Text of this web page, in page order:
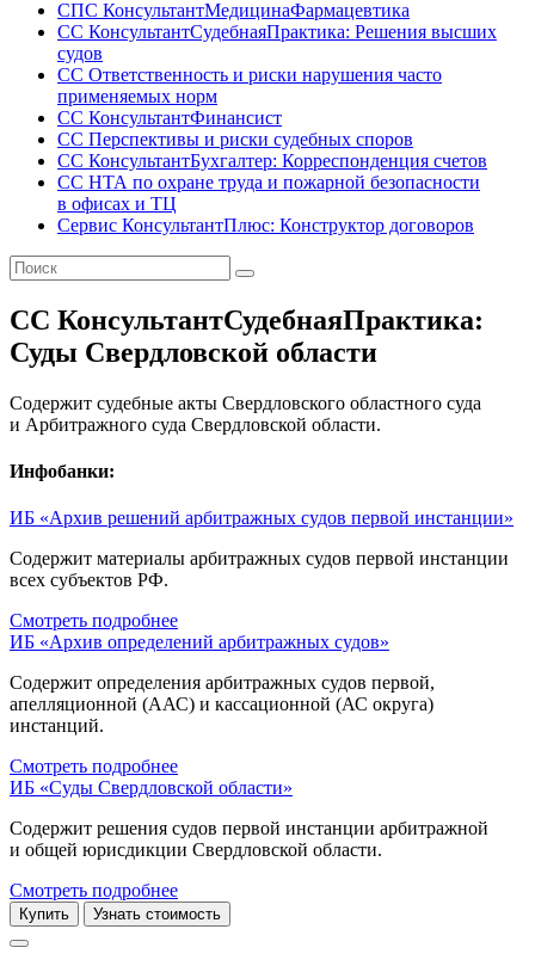
СПС КонсультантМедицинаФармацевтика
СС КонсультантСудебнаяПрактика: Решения высших
судов
СС Ответственность и риски нарушения часто
применяемых норм
СС КонсультантФинансист
СС Перспективы и риски судебных споров
СС КонсультантБухгалтер: Корреспонденция счетов
СС НТА по охране труда и пожарной безопасности
в офисах и ТЦ
Сервис КонсультантПлюс: Конструктор договоров
СС КонсультантСудебнаяПрактика:
Суды Свердловской области
Содержит судебные акты Свердловского областного суда
и Арбитражного суда Свердловской области.
Инфобанки:
ИБ «Архив решений арбитражных судов первой инстанции»
Содержит материалы арбитражных судов первой инстанции
всех субъектов РФ.
Смотреть подробнее
ИБ «Архив определений арбитражных судов»
Содержит определения арбитражных судов первой,
апелляционной (ААС) и кассационной (АС округа)
инстанций.
Смотреть подробнее
ИБ «Суды Свердловской области»
Содержит решения судов первой инстанции арбитражной
и общей юрисдикции Свердловской области.
Смотреть подробнее
Купить Узнать стоимость